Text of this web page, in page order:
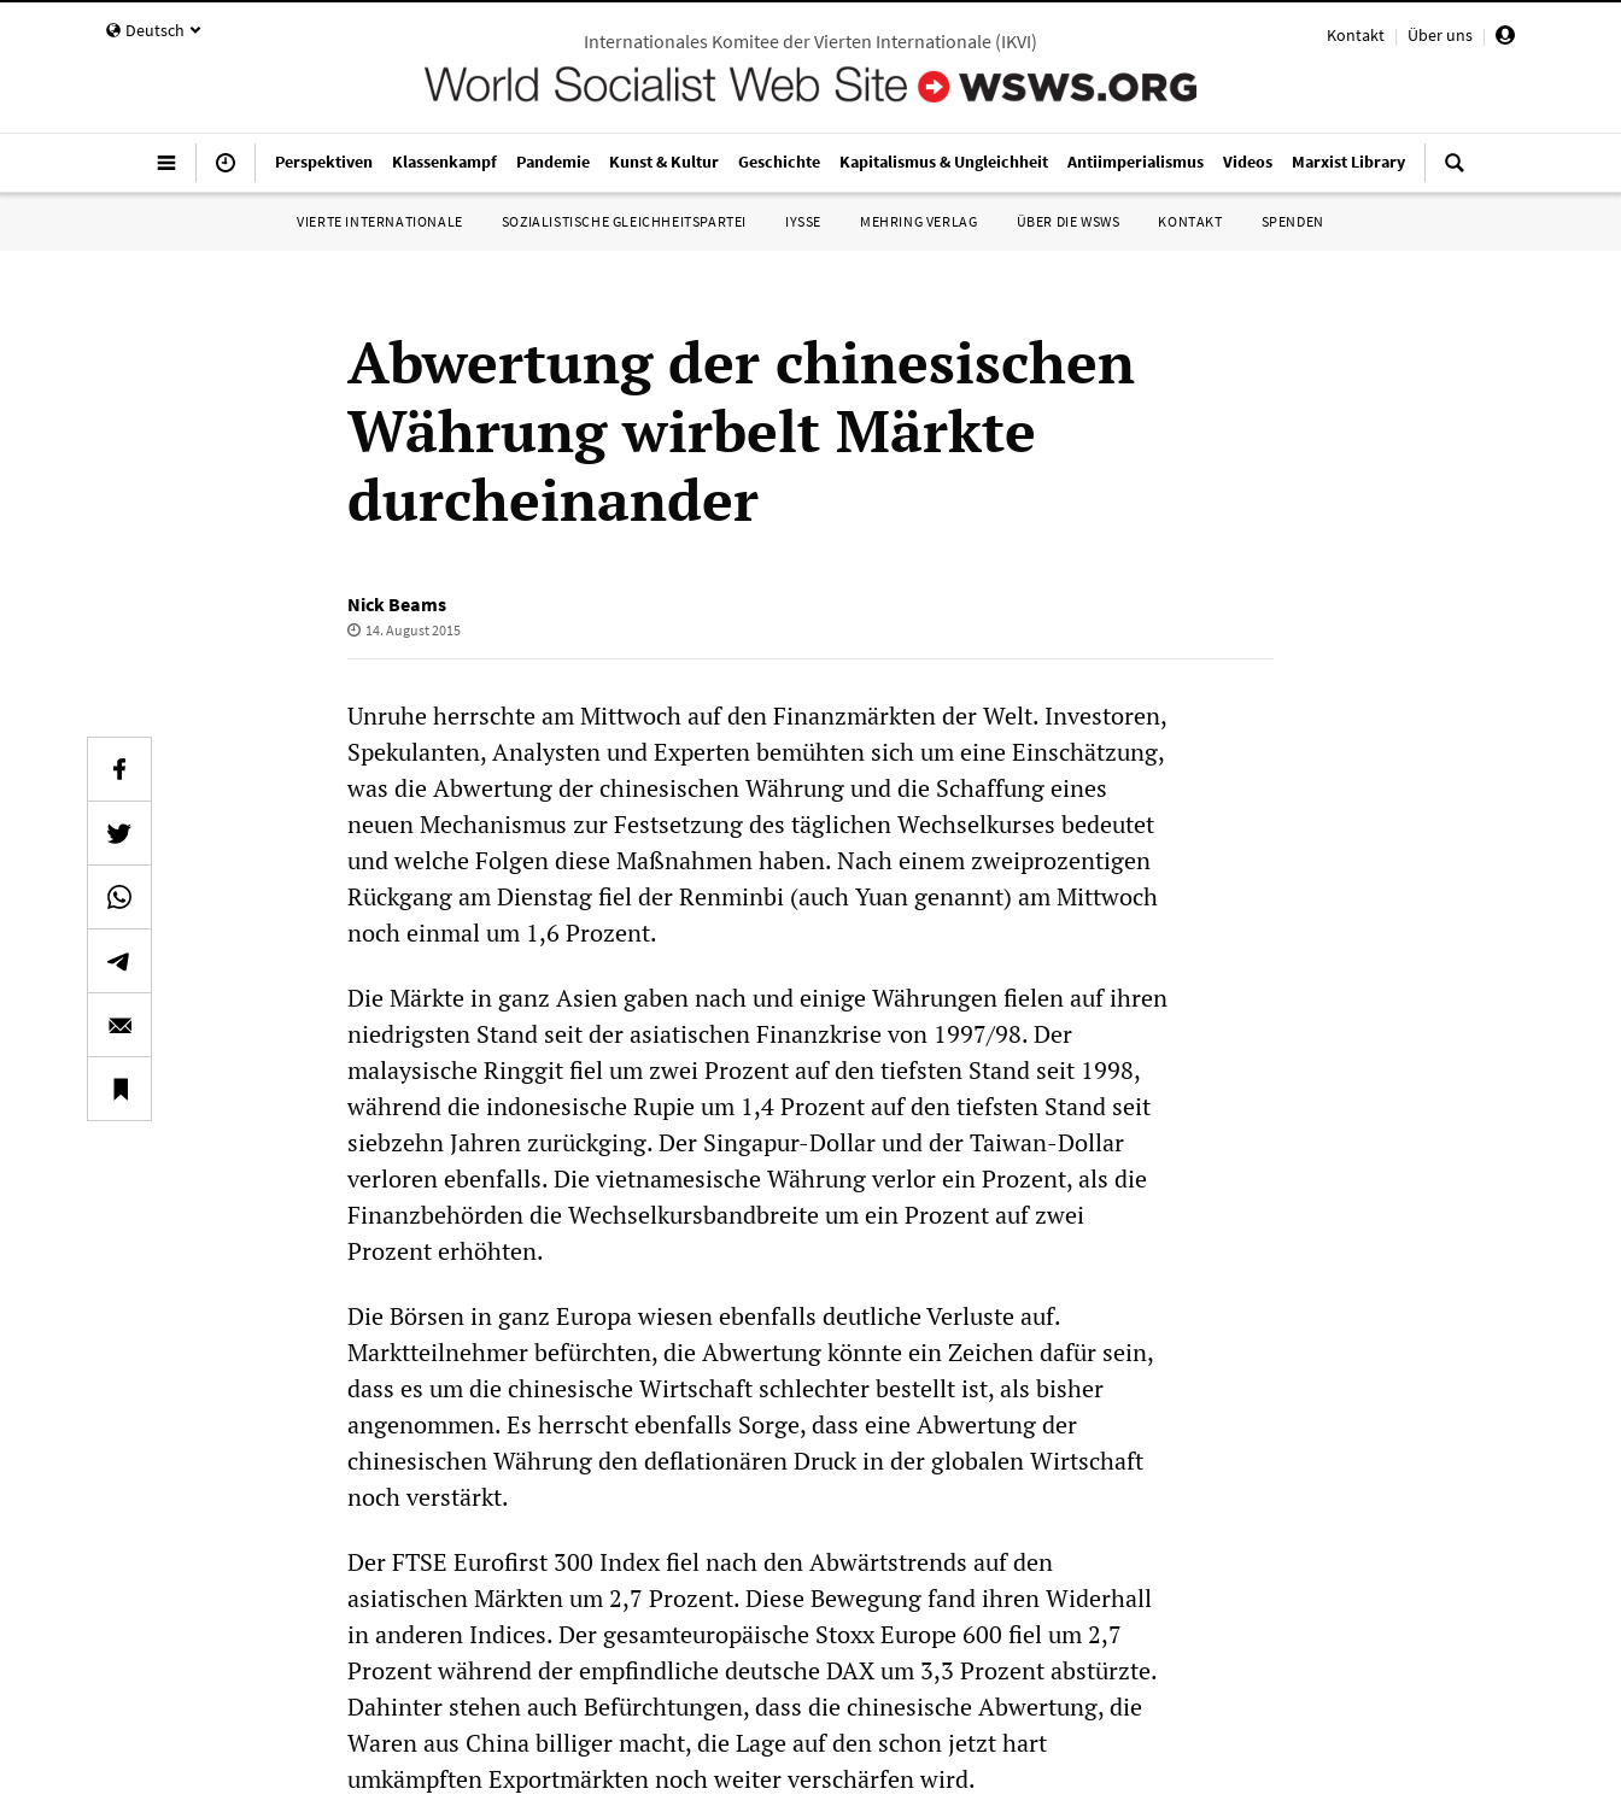
Deutsch Kontakt | Über uns |
Internationales Komitee der Vierten Internationale (IKVI)
Perspektiven Klassenkampf Pandemie Kunst & Kultur Geschichte Kapitalismus & Ungleichheit Antiimperialismus Videos Marxist Library
VIERTE INTERNATIONALE SOZIALISTISCHE GLEICHHEITSPARTEI IYSSE MEHRING VERLAG ÜBER DIE WSWS KONTAKT SPENDEN
Abwertung der chinesischen
Währung wirbelt Märkte
durcheinander
Nick Beams
14. August 2015
Unruhe herrschte am Mittwoch auf den Finanzmärkten der Welt. Investoren,
Spekulanten, Analysten und Experten bemühten sich um eine Einschätzung,
was die Abwertung der chinesischen Währung und die Schaffung eines
neuen Mechanismus zur Festsetzung des täglichen Wechselkurses bedeutet
und welche Folgen diese Maßnahmen haben. Nach einem zweiprozentigen
Rückgang am Dienstag fiel der Renminbi (auch Yuan genannt) am Mittwoch
noch einmal um 1,6 Prozent.
Die Märkte in ganz Asien gaben nach und einige Währungen fielen auf ihren
niedrigsten Stand seit der asiatischen Finanzkrise von 1997/98. Der
malaysische Ringgit fiel um zwei Prozent auf den tiefsten Stand seit 1998,
während die indonesische Rupie um 1,4 Prozent auf den tiefsten Stand seit
siebzehn Jahren zurückging. Der Singapur-Dollar und der Taiwan-Dollar
verloren ebenfalls. Die vietnamesische Währung verlor ein Prozent, als die
Finanzbehörden die Wechselkursbandbreite um ein Prozent auf zwei
Prozent erhöhten.
Die Börsen in ganz Europa wiesen ebenfalls deutliche Verluste auf.
Marktteilnehmer befürchten, die Abwertung könnte ein Zeichen dafür sein,
dass es um die chinesische Wirtschaft schlechter bestellt ist, als bisher
angenommen. Es herrscht ebenfalls Sorge, dass eine Abwertung der
chinesischen Währung den deflationären Druck in der globalen Wirtschaft
noch verstärkt.
Der FTSE Eurofirst 300 Index fiel nach den Abwärtstrends auf den
asiatischen Märkten um 2,7 Prozent. Diese Bewegung fand ihren Widerhall
in anderen Indices. Der gesamteuropäische Stoxx Europe 600 fiel um 2,7
Prozent während der empfindliche deutsche DAX um 3,3 Prozent abstürzte.
Dahinter stehen auch Befürchtungen, dass die chinesische Abwertung, die
Waren aus China billiger macht, die Lage auf den schon jetzt hart
umkämpften Exportmärkten noch weiter verschärfen wird.